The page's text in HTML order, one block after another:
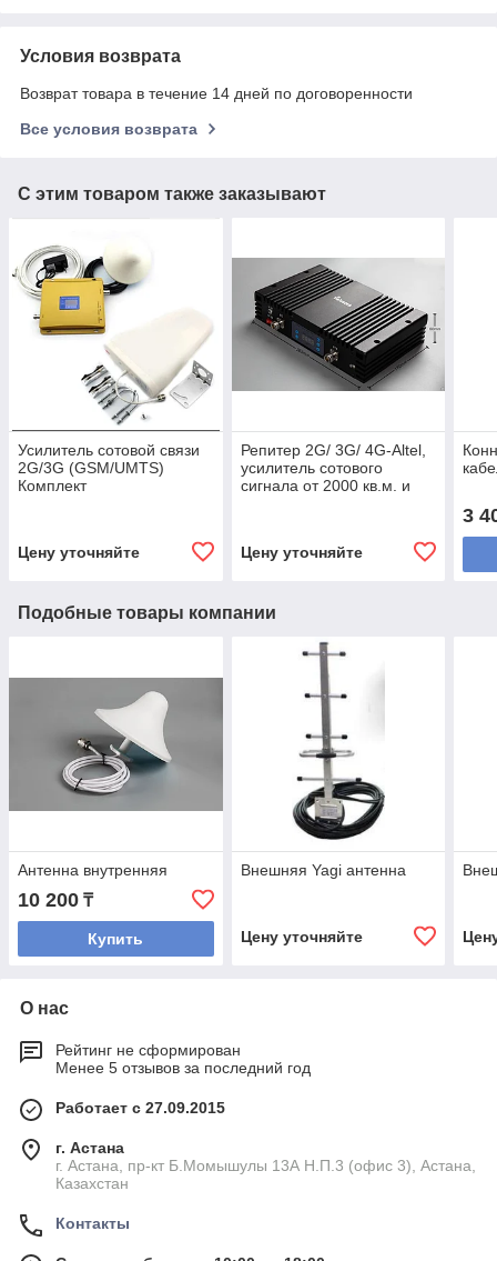
Условия возврата
Возврат товара в течение 14 дней по договоренности
Все условия возврата
С этим товаром также заказывают
Усилитель сотовой связи
2G/3G (GSM/UMTS)
Комплект
Цену уточняйте
Репитер 2G/ 3G/ 4G-Altel,
усилитель сотового
сигнала от 2000 кв.м. и
Цену уточняйте
3
Подобные товары компании
Антенна внутренняя
10 200 ₸
Купить
Внешняя Yagi антенна
Цену уточняйте
О нас
Рейтинг не сформирован
Менее 5 отзывов за последний год
Работает с 27.09.2015
г. Астана
г. Астана, пр-кт Б.Момышулы 13А Н.П.3 (офис 3), Астана,
Казахстан
Контакты